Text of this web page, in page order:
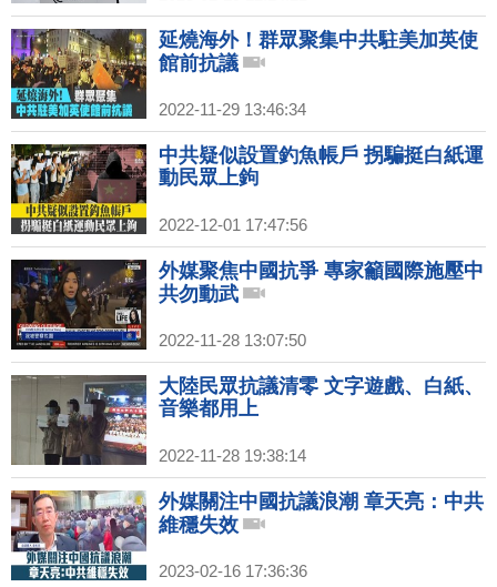
延燒海外！群眾聚集中共駐美加英使
館前抗議
2022-11-29 13:46:34
中共疑似設置釣魚帳戶 拐騙挺白紙運
動民眾上鉤
2022-12-01 17:47:56
外媒聚焦中國抗爭 專家籲國際施壓中
共勿動武
2022-11-28 13:07:50
大陸民眾抗議清零 文字遊戲、白紙、
音樂都用上
2022-11-28 19:38:14
外媒關注中國抗議浪潮 章天亮：中共
維穩失效
2023-02-16 17:36:36